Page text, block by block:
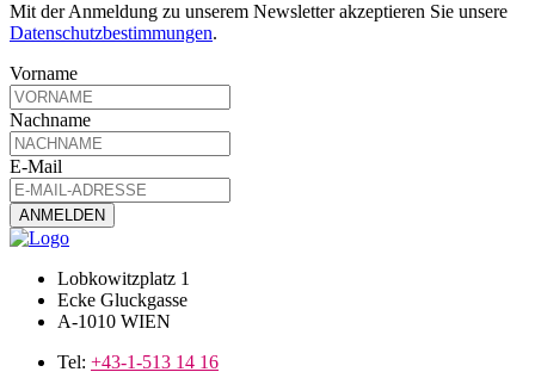
Mit der Anmeldung zu unserem Newsletter akzeptieren Sie unsere
Datenschutzbestimmungen.
Vorname
Nachname
E-Mail
Lobkowitzplatz 1
Ecke Gluckgasse
A-1010 WIEN
Tel: +43-1-513 14 16